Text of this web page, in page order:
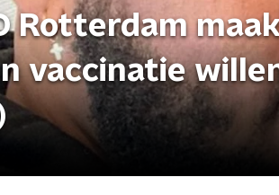
Rotterdam
vaccinatie